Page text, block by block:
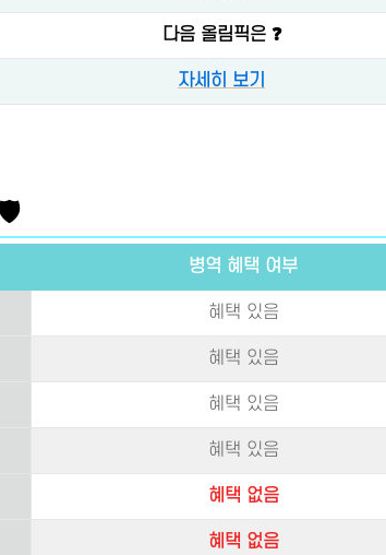
다음 올림픽은 ❓
자세히 보기
병역 혜택 여부
혜택 있음
혜택 있음
혜택 있음
혜택 있음
혜택 없음
혜택 없음